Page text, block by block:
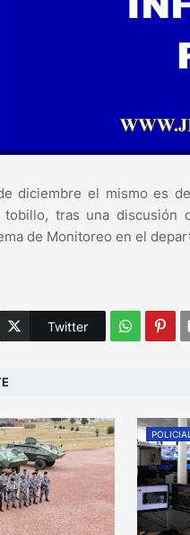
diciembre el mismo es
tras una discusión
de Monitoreo en el
Twitter